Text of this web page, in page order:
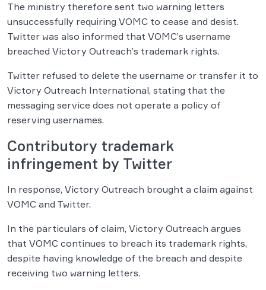
The ministry therefore sent two warning letters
unsuccessfully requiring VOMC to cease and desist.
Twitter was also informed that VOMC’s username
breached Victory Outreach’s trademark rights.
Twitter refused to delete the username or transfer it to
Victory Outreach International, stating that the
messaging service does not operate a policy of
reserving usernames.
Contributory trademark
infringement by Twitter
In response, Victory Outreach brought a claim against
VOMC and Twitter.
In the particulars of claim, Victory Outreach argues
that VOMC continues to breach its trademark rights,
despite having knowledge of the breach and despite
receiving two warning letters.